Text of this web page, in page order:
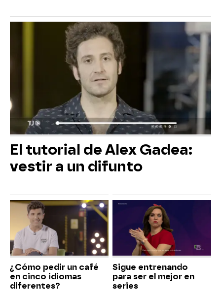
El tutorial de Alex Gadea:
vestir a un difunto
¿Cómo pedir un café
en cinco idiomas
diferentes?
Sigue entrenando
para ser el mejor en
series